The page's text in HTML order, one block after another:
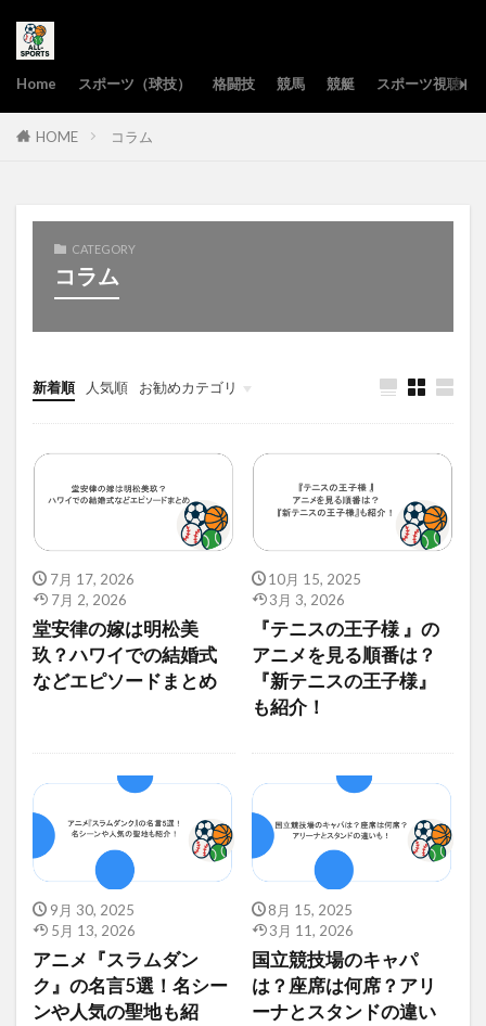
Home スポーツ（球技） 格闘技 競馬 競艇 スポーツ視聴サ
HOME コラム
CATEGORY
コラム
新着順 人気順 お勧めカテゴリ
野球
バスケットボール
ハンドボール
7月 17, 2026
7月 2, 2026
堂安律の嫁は明松美
玖？ハワイでの結婚式
などエピソードまとめ
10月 15, 2025
3月 3, 2026
『テニスの王子様 』の
アニメを見る順番は？
『新テニスの王子様』
も紹介！
9月 30, 2025
5月 13, 2026
アニメ『スラムダン
ク』の名言5選！名シー
ンや人気の聖地も紹
8月 15, 2025
3月 11, 2026
国立競技場のキャパ
は？座席は何席？アリ
ーナとスタンドの違い